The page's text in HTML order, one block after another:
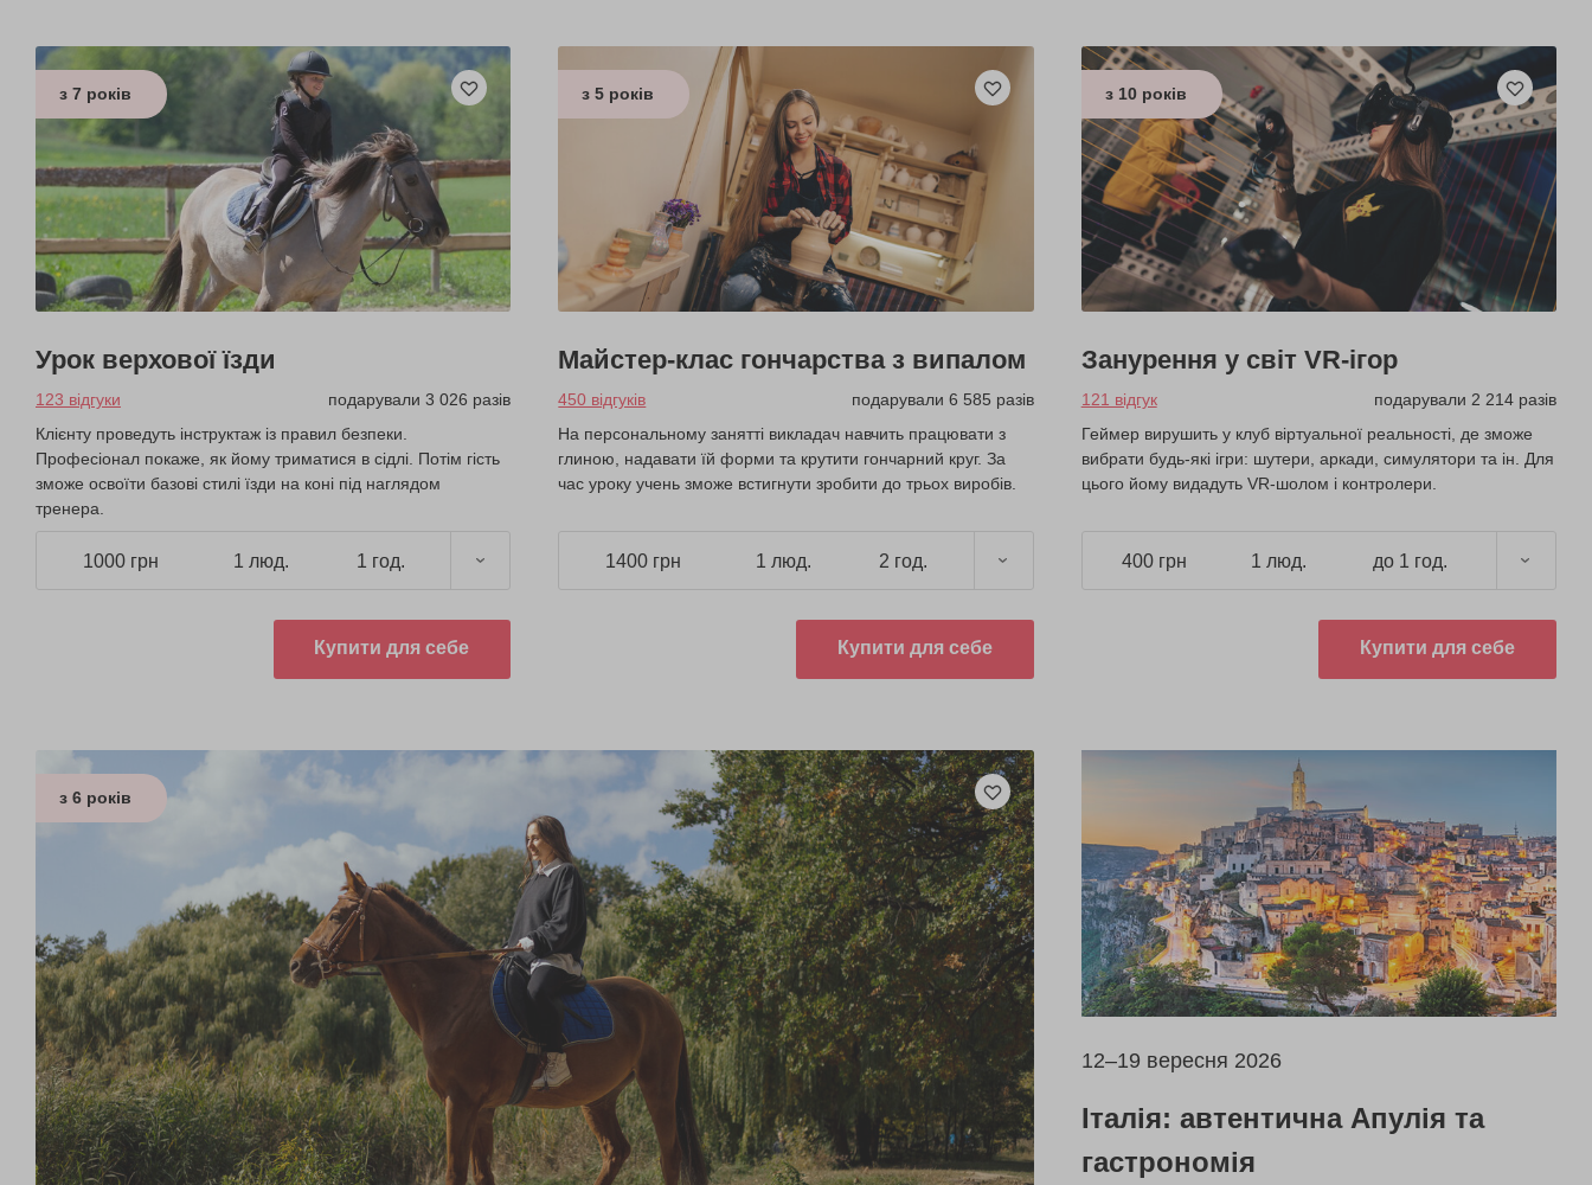
з 7 років
Урок верхової їзди
123 відгуки
подарували 3 026 разів
Клієнту проведуть інструктаж із правил безпеки.
Професіонал покаже, як йому триматися в сідлі. Потім гість
зможе освоїти базові стилі їзди на коні під наглядом
тренера.
1000 грн 1 люд. 1 год.
Купити для себе
з 5 років
Майстер-клас гончарства з випалом
450 відгуків
подарували 6 585 разів
На персональному занятті викладач навчить працювати з
глиною, надавати їй форми та крутити гончарний круг. За
час уроку учень зможе встигнути зробити до трьох виробів.
1400 грн 1 люд. 2 год.
Купити для себе
з 10 років
Занурення у світ VR-ігор
121 відгук
подарували 2 214 разів
Геймер вирушить у клуб віртуальної реальності, де зможе
вибрати будь-які ігри: шутери, аркади, симулятори та ін. Для
цього йому видадуть VR-шолом і контролери.
400 грн 1 люд. до 1 год.
Купити для себе
з 6 років
12–19 вересня 2026
Італія: автентична Апулія та
гастрономія